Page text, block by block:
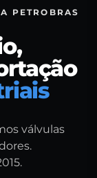
PETROBRAS
válvulas